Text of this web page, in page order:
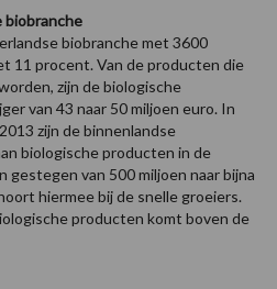
biobranche
biobranche met 3600
11 procent. Van de producten die
zijn de biologische
van 43 naar 50 miljoen euro. In
zijn de binnenlandse
biologische producten in de
gestegen van 500 miljoen naar bijna
hiermee bij de snelle groeiers.
producten komt boven de